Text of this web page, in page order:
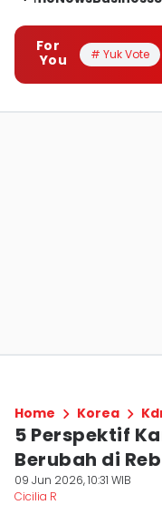
For
You
# Yuk Vote
Home Korea
5 Perspektif
Berubah di
09 Jun 2026, 10:31 WIB
Cicilia R